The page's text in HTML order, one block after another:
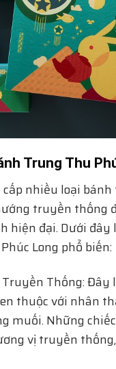
Trung Thu
cấp nhiều loại
truyền thống
hiện đại. Dưới đây
Long phổ biến:
Thống: Đây
thuộc với nhân
muối. Những
vị truyền